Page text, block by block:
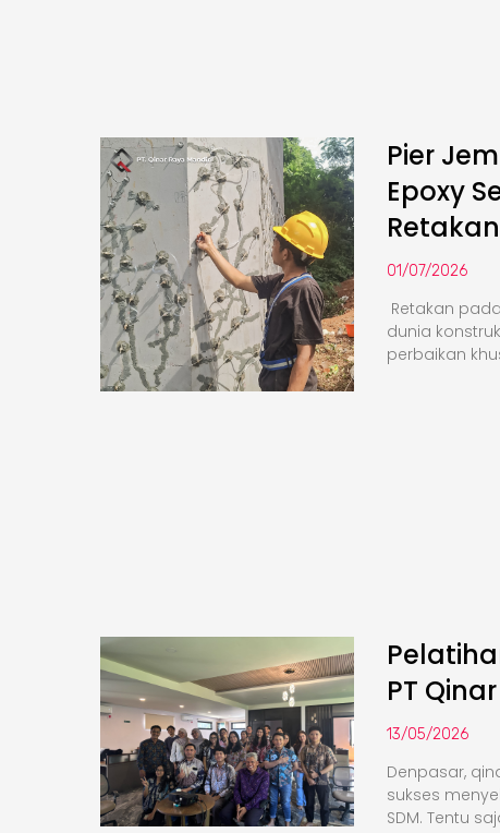
Pier
Epoxy
01/07/2026
Retakan
dunia
perbaikan
PT
13/05/2026
Denpasar,
sukses
SDM. Tentu